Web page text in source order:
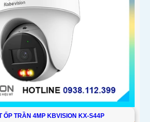
ỐP TRẦN 4MP KBVISION KX-S44P